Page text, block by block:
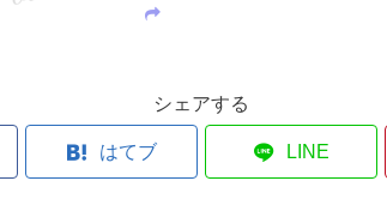
シェアする
はてブ LINE